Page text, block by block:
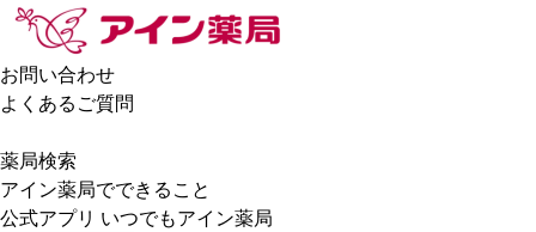
お問い合わせ
よくあるご質問
薬局検索
アイン薬局でできること
公式アプリ いつでもアイン薬局